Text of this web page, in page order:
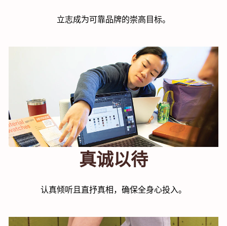
立志成为可靠品牌的崇高目标。
真诚以待
认真倾听且直抒真相，确保全身心投入。